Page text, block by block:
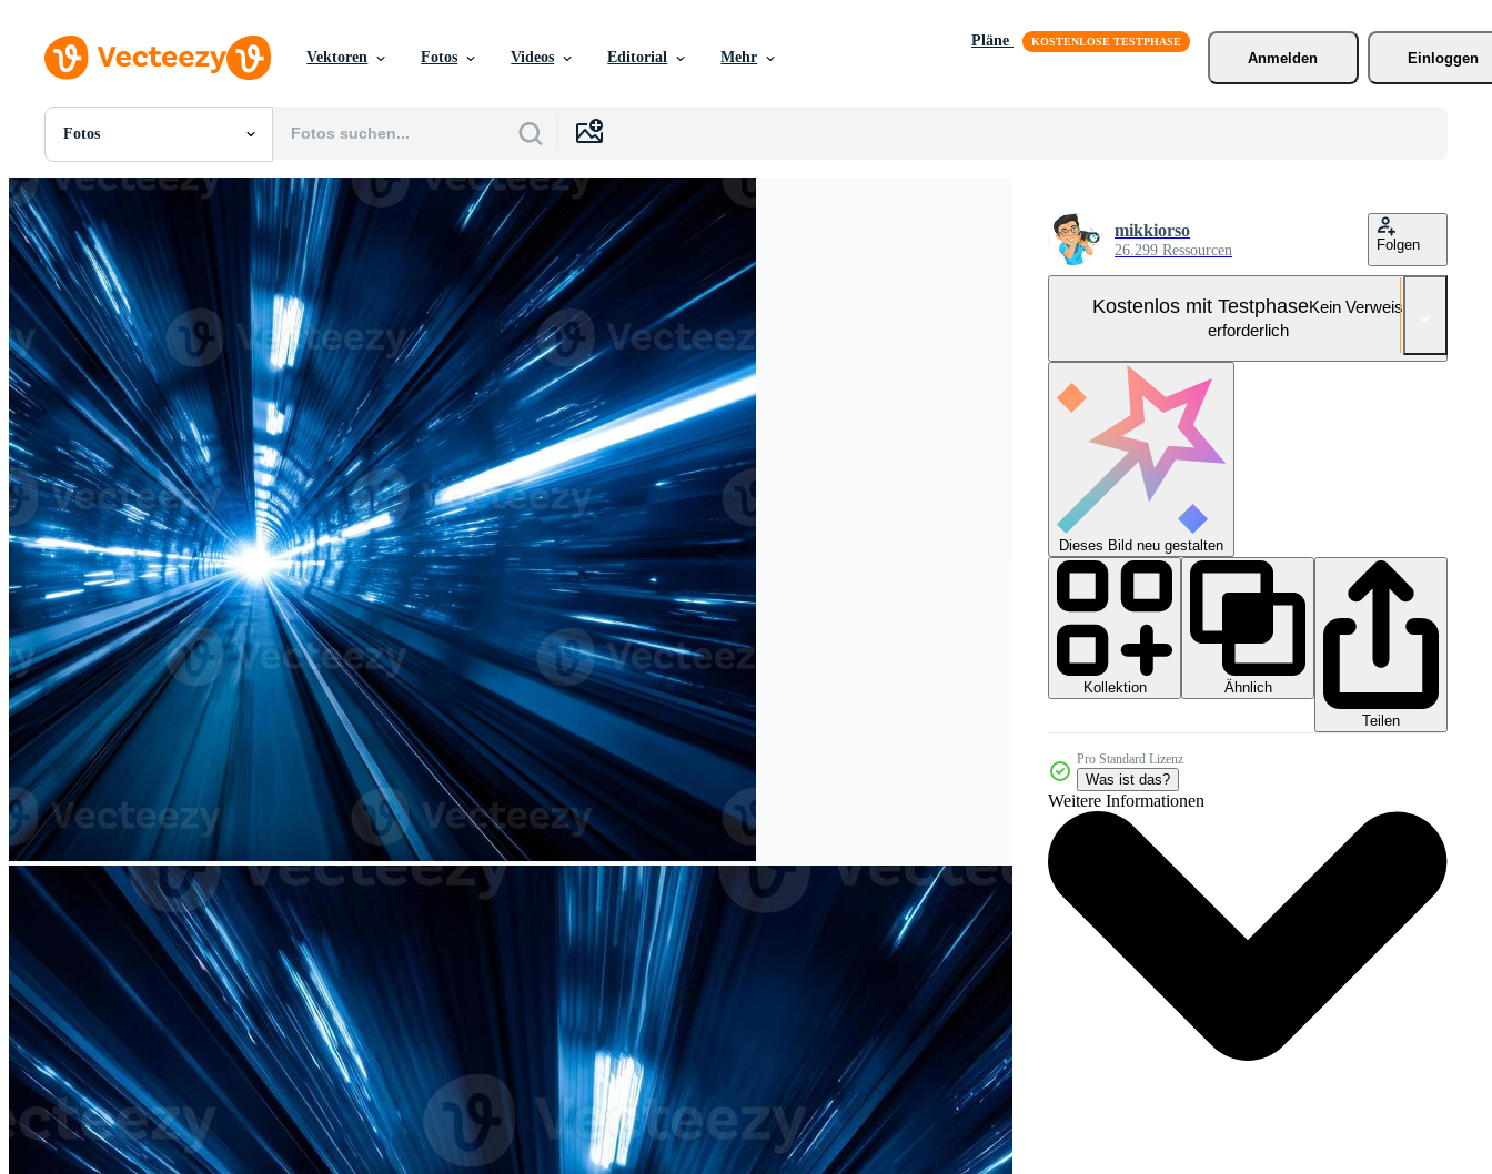
Vektoren Fotos Videos Editorial Mehr
Pläne
Anmelden
Einloggen
Fotos
Alle Bilder
Fotos
PSDs
SVGs
Vorlagen
Vektoren
Videos
Motion Graphics
Redaktionelle Bilder
Redaktionelle Ereignisse
mikkiorso
26.299 Ressourcen Folgen
Kostenlos mit TestphaseKein Verweis
erforderlich
Dieses Bild neu gestalten
Kollektion
Ähnlich
Teilen
Pro Standard Lizenz
Was ist das?
Weitere Informationen